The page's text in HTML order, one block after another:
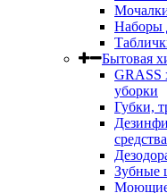
Наборы
Бытовая
GRASS
уборки
Губки,
средства
Зубные